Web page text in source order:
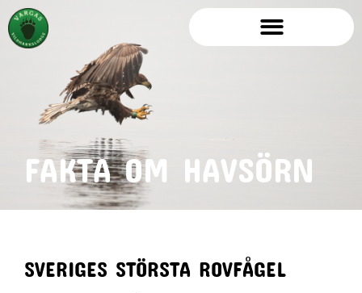
FAKTA OM HAVSÖRN
SVERIGES STÖRSTA ROVFÅGEL